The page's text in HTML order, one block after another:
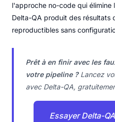
l'approche no-code qui élimine
Delta-QA produit des résultats
reproductibles sans
Prêt à en finir avec les
votre pipeline ?Lancez
avec Delta-QA,
Essayer Delta-